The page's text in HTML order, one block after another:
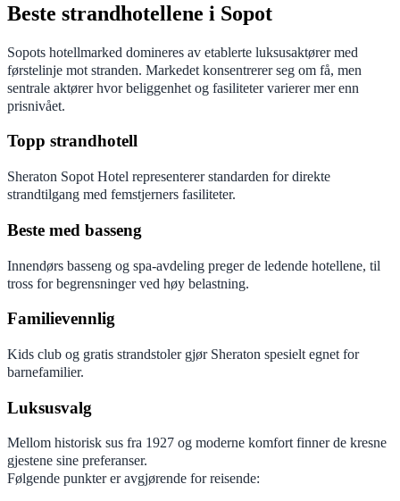
Beste strandhotellene i Sopot
Sopots hotellmarked domineres av etablerte luksusaktører med
førstelinje mot stranden. Markedet konsentrerer seg om få, men
sentrale aktører hvor beliggenhet og fasiliteter varierer mer enn
prisnivået.
Topp strandhotell
Sheraton Sopot Hotel representerer standarden for direkte
strandtilgang med femstjerners fasiliteter.
Beste med basseng
Innendørs basseng og spa-avdeling preger de ledende hotellene, til
tross for begrensninger ved høy belastning.
Familievennlig
Kids club og gratis strandstoler gjør Sheraton spesielt egnet for
barnefamilier.
Luksusvalg
Mellom historisk sus fra 1927 og moderne komfort finner de kresne
gjestene sine preferanser.
Følgende punkter er avgjørende for reisende: